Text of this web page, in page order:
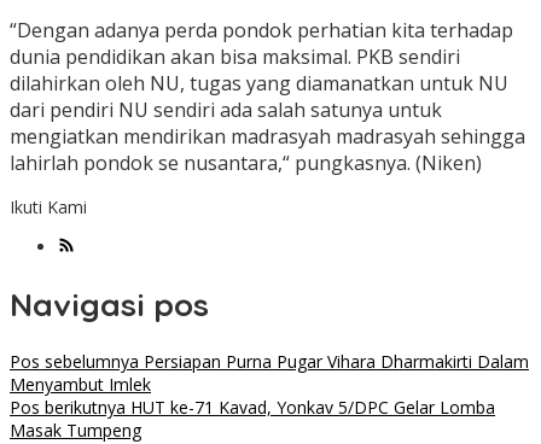
“Dengan adanya perda pondok perhatian kita terhadap
dunia pendidikan akan bisa maksimal. PKB sendiri
dilahirkan oleh NU, tugas yang diamanatkan untuk NU
dari pendiri NU sendiri ada salah satunya untuk
mengiatkan mendirikan madrasyah madrasyah sehingga
lahirlah pondok se nusantara,“ pungkasnya. (Niken)
Ikuti Kami
Navigasi pos
Pos sebelumnya Persiapan Purna Pugar Vihara Dharmakirti Dalam
Menyambut Imlek
Pos berikutnya HUT ke-71 Kavad, Yonkav 5/DPC Gelar Lomba
Masak Tumpeng